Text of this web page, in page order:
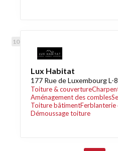
Lux Habitat
177 Rue de Luxembourg
Toiture & couverture
Aménagement des combles
Toiture bâtiment
Démoussage toiture